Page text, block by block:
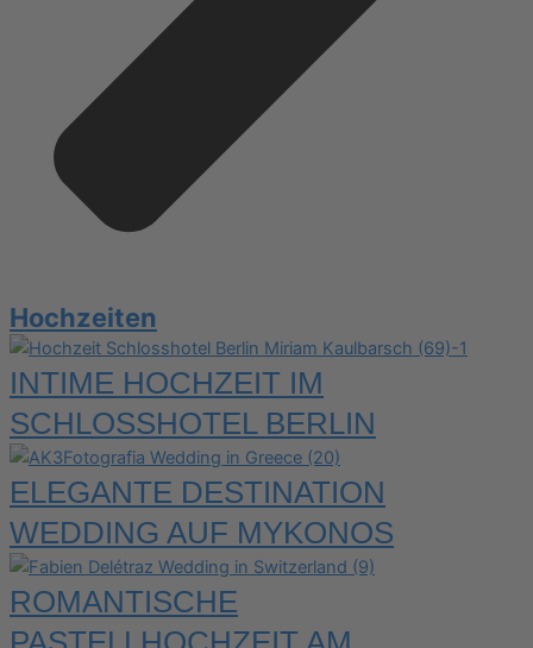
Hochzeiten
INTIME HOCHZEIT IM
SCHLOSSHOTEL BERLIN
ELEGANTE DESTINATION
WEDDING AUF MYKONOS
ROMANTISCHE